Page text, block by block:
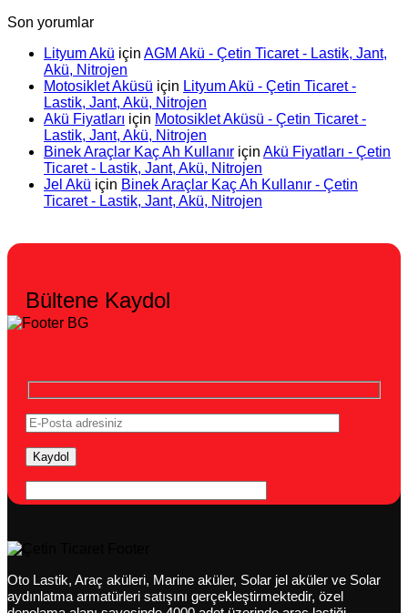
Son yorumlar
Lityum Akü için AGM Akü - Çetin Ticaret - Lastik, Jant,
Akü, Nitrojen
Motosiklet Aküsü için Lityum Akü - Çetin Ticaret -
Lastik, Jant, Akü, Nitrojen
Akü Fiyatları için Motosiklet Aküsü - Çetin Ticaret -
Lastik, Jant, Akü, Nitrojen
Binek Araçlar Kaç Ah Kullanır için Akü Fiyatları - Çetin
Ticaret - Lastik, Jant, Akü, Nitrojen
Jel Akü için Binek Araçlar Kaç Ah Kullanır - Çetin
Ticaret - Lastik, Jant, Akü, Nitrojen
Bültene Kaydol
Oto Lastik, Araç aküleri, Marine aküler, Solar jel aküler ve Solar
aydınlatma armatürleri satışını gerçekleştirmektedir, özel